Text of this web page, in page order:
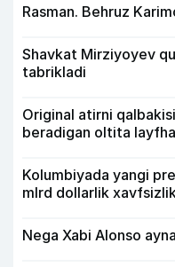
Rasman. Behruz
Shavkat Mirziyoyev
tabrikladi
Original atirni
beradigan oltita
Kolumbiyada yangi
mlrd dollarlik
Nega Xabi Alonso